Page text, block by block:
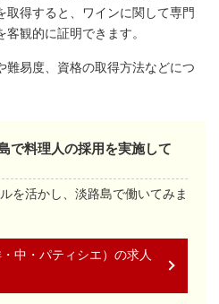
取得すると、ワインに関して専門
観的に証明できます。
難易度、資格の取得方法などにつ
で料理人の採用を実施して
を活かし、淡路島で働いてみま
中・パティシエ）の求人